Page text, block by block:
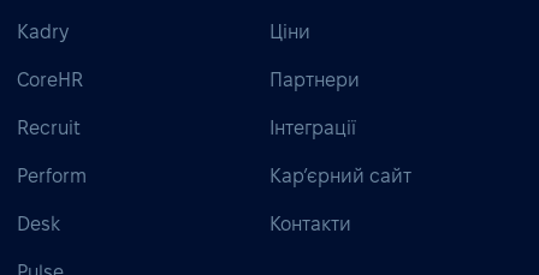
Kadry
CoreHR
Recruit
Perform
Desk
Ціни
Партнери
Інтеграції
Кар’єрний сайт
Контакти